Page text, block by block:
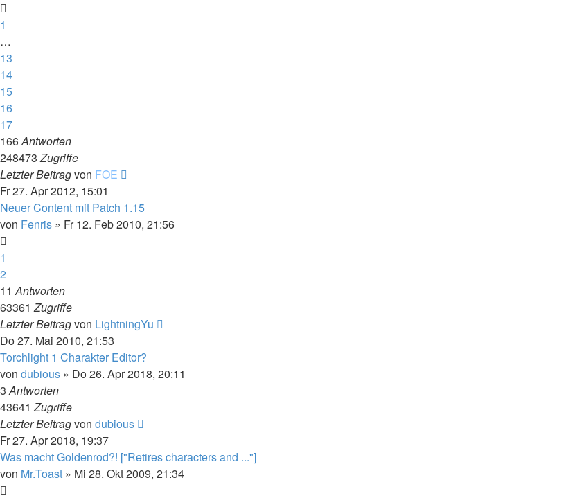
1
…
13
14
15
16
17
166Antworten
248473Zugriffe
Letzter Beitragvon FOE
Fr 27. Apr 2012, 15:01
Neuer Content mit Patch 1.15
von Fenris » Fr 12. Feb 2010, 21:56
1
2
11Antworten
63361Zugriffe
Letzter Beitragvon LightningYu
Do 27. Mai 2010, 21:53
Torchlight 1 Charakter Editor?
von dubious » Do 26. Apr 2018, 20:11
3Antworten
43641Zugriffe
Letzter Beitragvon dubious
Fr 27. Apr 2018, 19:37
Was macht Goldenrod?! ["Retires characters and ..."]
von Mr.Toast » Mi 28. Okt 2009, 21:34